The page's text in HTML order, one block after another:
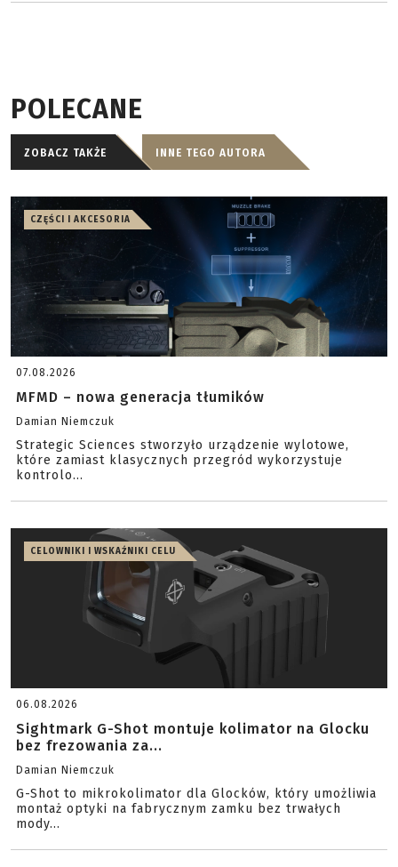
POLECANE
ZOBACZ TAKŻE INNE TEGO AUTORA
CZĘŚCI I AKCESORIA
07.08.2026
MFMD – nowa generacja tłumików
Damian Niemczuk
Strategic Sciences stworzyło urządzenie wylotowe,
które zamiast klasycznych przegród wykorzystuje
kontrolo...
CELOWNIKI I WSKAŹNIKI CELU
06.08.2026
Sightmark G-Shot montuje kolimator na Glocku
bez frezowania za...
Damian Niemczuk
G-Shot to mikrokolimator dla Glocków, który umożliwia
montaż optyki na fabrycznym zamku bez trwałych
mody...